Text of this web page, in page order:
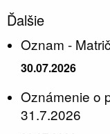
Ďalšie
Oznam -
30.07.2026
Oznámenie o
31.7.2026